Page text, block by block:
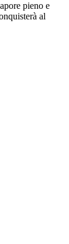
pieno e
al